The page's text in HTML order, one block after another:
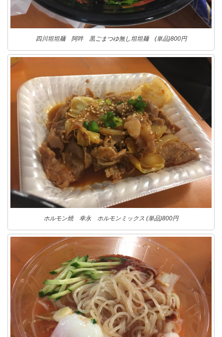
四川坦坦麺 阿吽 黒ごまつゆ無し坦坦麺 (単品)800円
ホルモン焼 幸永 ホルモンミックス (単品)800円